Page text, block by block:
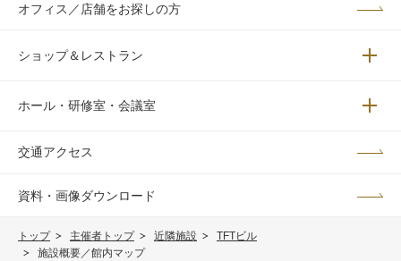
オフィス／店舗をお探しの方
ショップ＆レストラン メニュ
ホール・研修室・会議室 メニュ
交通アクセス
資料・画像ダウンロード
トップ 主催者トップ 近隣施設
TFTビル
施設概要／館内マップ